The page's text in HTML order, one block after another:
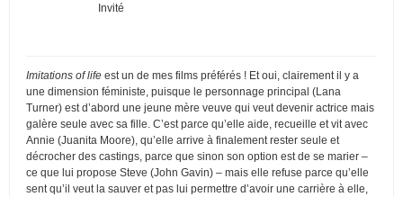
Invité
Imitations of life est un de mes films préférés ! Et oui, clairement il y a
une dimension féministe, puisque le personnage principal (Lana
Turner) est d’abord une jeune mère veuve qui veut devenir actrice mais
galère seule avec sa fille. C’est parce qu’elle aide, recueille et vit avec
Annie (Juanita Moore), qu’elle arrive à finalement rester seule et
décrocher des castings, parce que sinon son option est de se marier –
ce que lui propose Steve (John Gavin) – mais elle refuse parce qu’elle
sent qu’il veut la sauver et pas lui permettre d’avoir une carrière à elle,